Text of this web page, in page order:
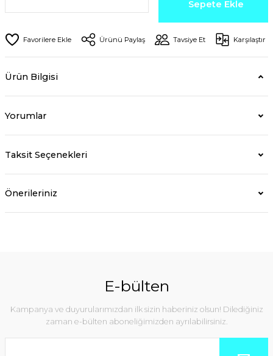
Sepete Ekle
Ürünü Paylaş Tavsiye Et Karşılaştır
Ürün Bilgisi
Yorumlar
Taksit Seçenekleri
Önerileriniz
E-bülten
Kampanya ve duyurularımızdan ilk sizin haberiniz olsun! Dilediğiniz
zaman e-bülten aboneliğimizden ayrılabilirsiniz.